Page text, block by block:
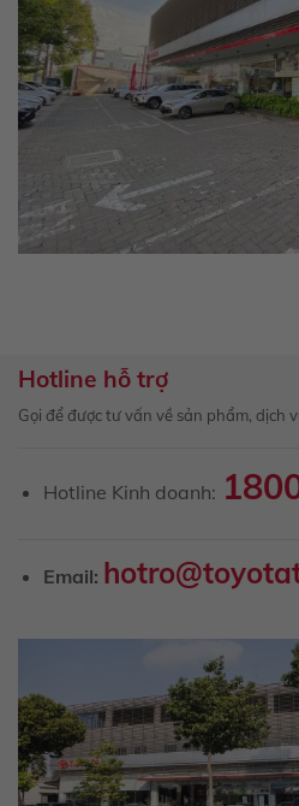
Hotline hỗ trợ
Gọi để được tư vấn về sản phẩm, dịch
Hotline Kinh doanh:
Email: